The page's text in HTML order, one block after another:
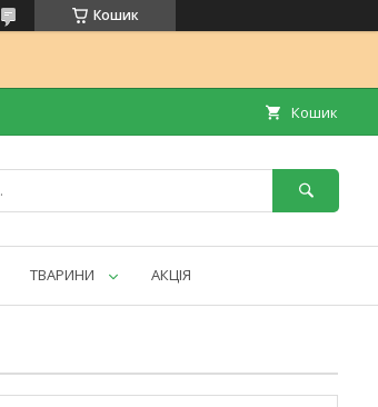
Кошик
Кошик
ТВАРИНИ АКЦІЯ